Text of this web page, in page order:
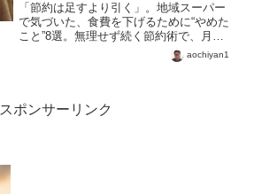
「節約は足すより引く」。地域スーパー
で気づいた、食費を下げるために“やめた
こと”8選。無理せず続く節約術で、月
5,000円の食費を減らしたリアル体験を紹
介。今日からできる生活改善ヒント。
aochiyan1
スポンサーリンク